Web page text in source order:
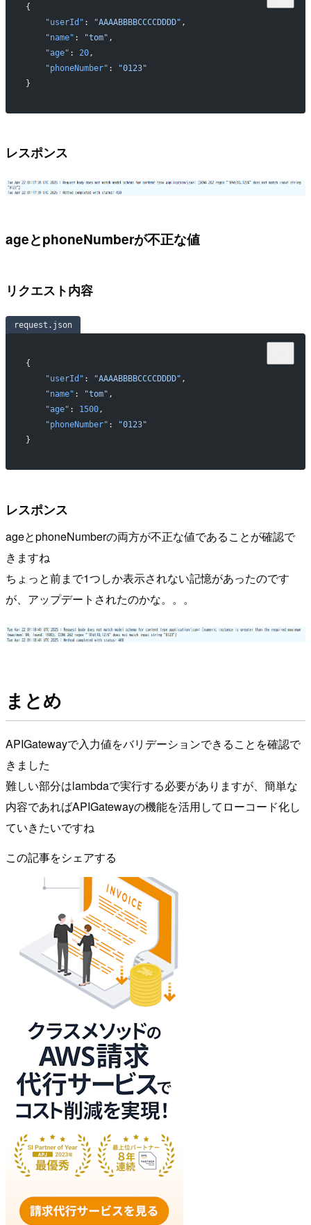
{
    "userId"
: "AAAABBBBCCCCDDDD" ,
    "name"
: "tom" ,
    "age"
: 20,
    "phoneNumber"
:
"0123"
}
レスポンス
ageとphoneNumberが不正な値
リクエスト内容
request.json
{
    "userId"
: "AAAABBBBCCCCDDDD" ,
    "name"
: "tom" ,
    "age"
: 1500,
    "phoneNumber"
:
"0123"
}
レスポンス
ageとphoneNumberの両方が不正な値であることが確認で
きますね
ちょっと前まで1つしか表示されない記憶があったのです
が、アップデートされたのかな。。。
まとめ
APIGatewayで入力値をバリデーションできることを確認で
きました
難しい部分はlambdaで実行する必要がありますが、簡単な
内容であればAPIGatewayの機能を活用してローコード化し
ていきたいですね
この記事をシェアする